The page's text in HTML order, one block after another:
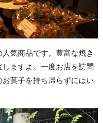
気商品です。豊富な焼き
ますよ。一度お店を訪問
菓子を持ち帰らずにはい